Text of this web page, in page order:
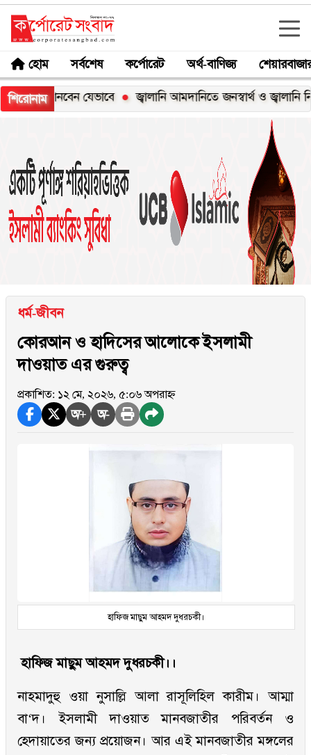
হোম সর্বশেষ কর্পোরেট অর্থ-বাণিজ্য
শিরোনামযেভাবে জ্বালানি আমদানিতে জনস্বার্থ ও জ্বালানি নিরাপত্তাকে
ধর্ম-জীবন
কোরআন ও হাদিসের আলোকে ইসলামী
দাওয়াত এর গুরুত্ব
প্রকাশিত: ১২ মে, ২০২৬, ৫:০৬ অপরাহ্ন
অ+ অ-
হাফিজ মাছুম আহমদ দুধরচকী।
হাফিজ মাছুম আহমদ দুধরচকী।।
নাহমাদুহু ওয়া নুসাল্লি আলা রাসূলিহিল কারীম। আম্মা
বা‘দ। ইসলামী দাওয়াত মানবজাতীর পরিবর্তন ও
হেদায়াতের জন্য প্রয়োজন। আর এই মানবজাতীর মঙ্গলের